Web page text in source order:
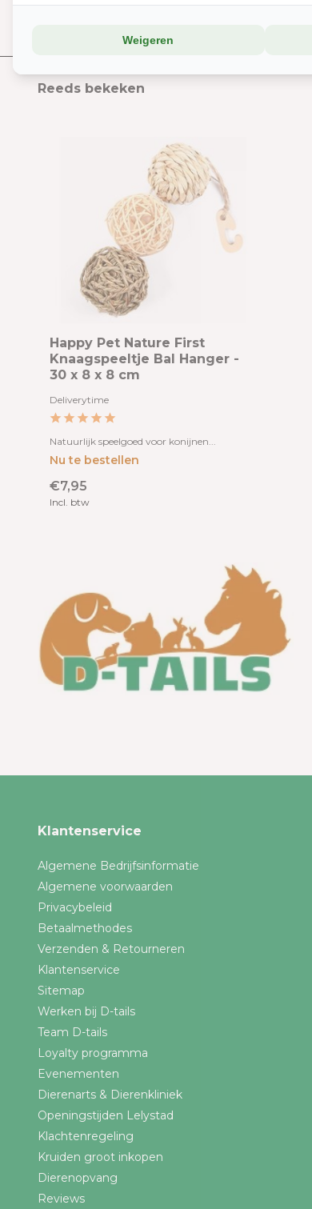
knaagspeeltje trio knaagballen
Reeds bekeken
Happy Pet Nature First
Knaagspeeltje Bal Hanger -
30 x 8 x 8 cm
Deliverytime
Natuurlijk speelgoed voor konijnen...
Nu te bestellen
€7,95
Incl. btw
Klantenservice
Algemene Bedrijfsinformatie
Algemene voorwaarden
Privacybeleid
Betaalmethodes
Verzenden & Retourneren
Klantenservice
Sitemap
Werken bij D-tails
Team D-tails
Loyalty programma
Evenementen
Dierenarts & Dierenkliniek
Openingstijden Lelystad
Klachtenregeling
Kruiden groot inkopen
Dierenopvang
Reviews
Weigeren